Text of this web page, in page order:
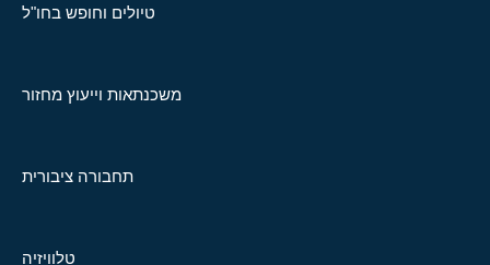
טיולים וחופש בחו"ל
משכנתאות וייעוץ מחזור
תחבורה ציבורית
טלוויזיה